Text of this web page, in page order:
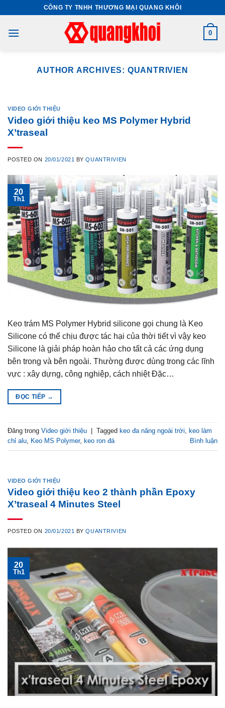
content
CÔNG TY TNHH THƯƠNG MẠI QUANG KHÔI
0
AUTHOR ARCHIVES: QUANTRIVIEN
VIDEO GIỚI THIỆU
Video giới thiệu keo MS Polymer Hybrid
X’traseal
POSTED ON 20/01/2021 BYQUANTRIVIEN
20
Th1
Keo trám MS Polymer Hybrid silicone gọi chung là Keo
Silicone có thể chịu được tác hại của thời tiết vì vậy keo
Silicone là giải pháp hoàn hảo cho tất cả các ứng dụng
bên trong và bên ngoài. Thường được dùng trong các lĩnh
vực : xây dựng, công nghiệp, cách nhiệt Đặc…
ĐỌC TIẾP →
Đăng trong Video giới thiệu Tagged keo đa năng ngoài trời, keo làm
chỉ alu, Keo MS Polymer, keo ron đá Bình luận
VIDEO GIỚI THIỆU
Video giới thiệu keo 2 thành phần Epoxy
X’traseal 4 Minutes Steel
POSTED ON 20/01/2021 BYQUANTRIVIEN
20
Th1